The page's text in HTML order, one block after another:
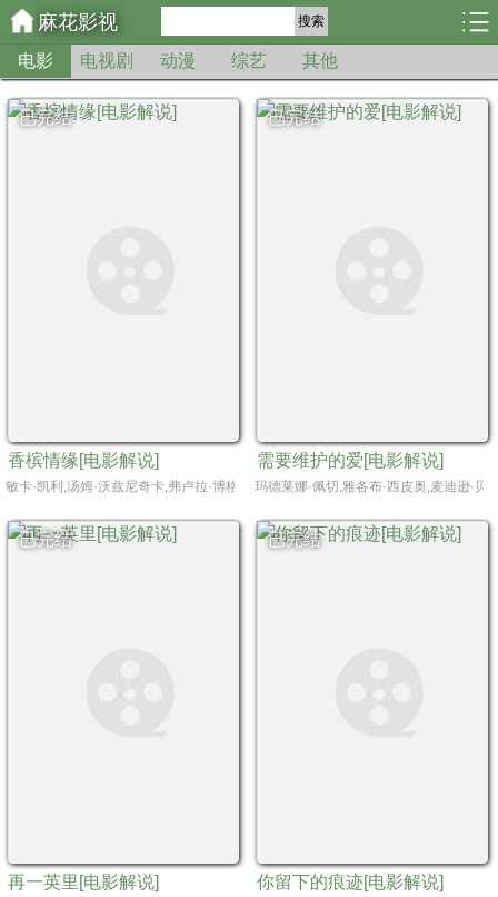
麻花影视 搜索
电影 电视剧 动漫 综艺 其他
已完结
香槟情缘[电影解说]
敏卡·凯利,汤姆·沃兹尼奇卡,弗卢拉·博格,泽维尔·塞缪尔,梅芙·库蒂埃-李利,蒂博·德
已完结
需要维护的爱[电影解说]
玛德莱娜·佩切,雅各布·西皮奥,麦迪逊·
已完结
再一英里[电影解说]
已完结
你留下的痕迹[电影解说]